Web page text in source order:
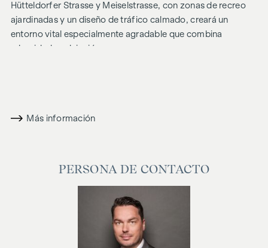
Hütteldorfer Strasse y Meiselstrasse, con zonas de recreo
ajardinadas y un diseño de tráfico calmado, creará un
entorno vital especialmente agradable que combina
urbanidad y relajación.
comisión por la finalización con éxito de la venta a las tasas
20% de IVA. Esta obligación de comisión también se aplica si
Existe una estrecha relación económica con el vendedor.
Nos gustaría señalar que actuamos como agente doble. El
establecimiento del contrato y la tramitación de la plica
están vinculados. Los gastos ascienden al 1,5 % del precio
Más información
PERSONA DE CONTACTO